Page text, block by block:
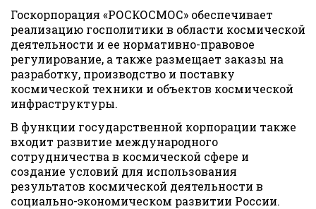
Госкорпорация «РОСКОСМОС» обеспечивает
реализацию госполитики в области космической
деятельности и ее нормативно-правовое
регулирование, а также размещает заказы на
разработку, производство и поставку
космической техники и объектов космической
инфраструктуры.
В функции государственной корпорации также
входит развитие международного
сотрудничества в космической сфере и
создание условий для использования
результатов космической деятельности в
социально-экономическом развитии России.